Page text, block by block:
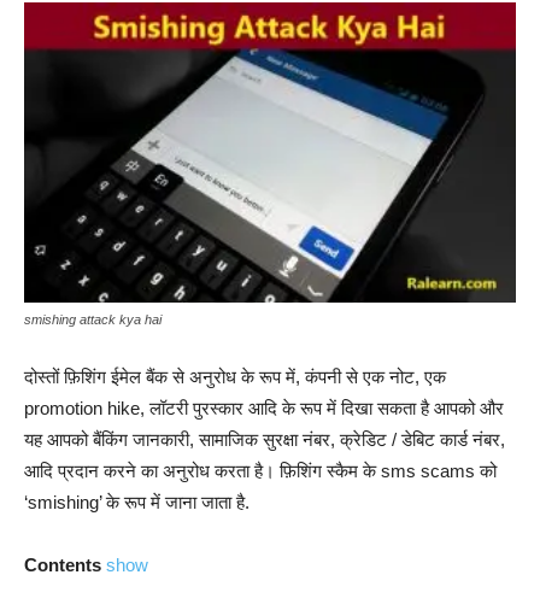
smishing attack kya hai
दोस्तों फ़िशिंग ईमेल बैंक से अनुरोध के रूप में, कंपनी से एक नोट, एक
promotion hike, लॉटरी पुरस्कार आदि के रूप में दिखा सकता है आपको और
यह आपको बैंकिंग जानकारी, सामाजिक सुरक्षा नंबर, क्रेडिट / डेबिट कार्ड नंबर,
आदि प्रदान करने का अनुरोध करता है। फ़िशिंग स्कैम के sms scams को
‘smishing’ के रूप में जाना जाता है.
Contents show